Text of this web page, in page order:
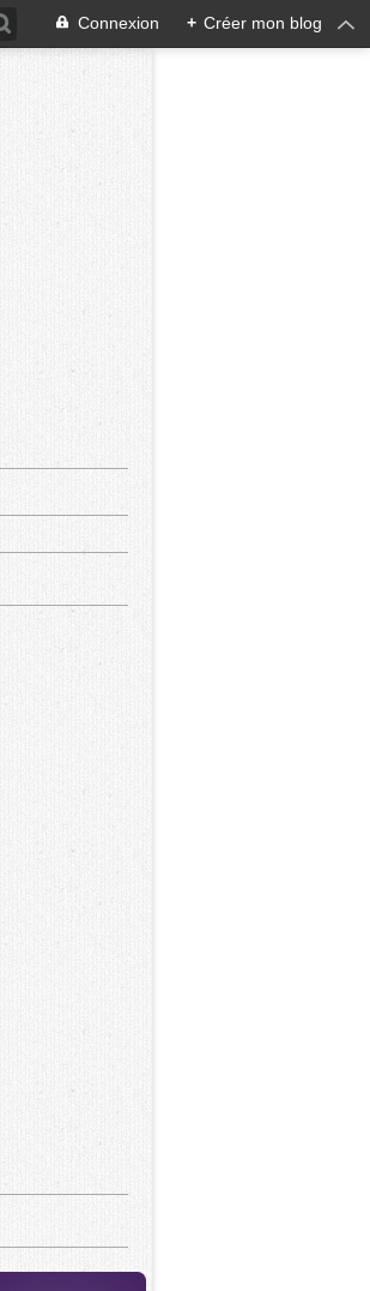
Connexion + Créer mon blog